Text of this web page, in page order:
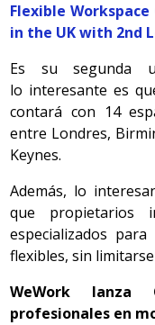
Flexible
in the UK with 2nd
Es su segunda
lo interesante es
contará con 14
entre Londres,
Keynes.
Además, lo
que propietarios
especializados
flexibles, sin
WeWork lanza
profesionales en